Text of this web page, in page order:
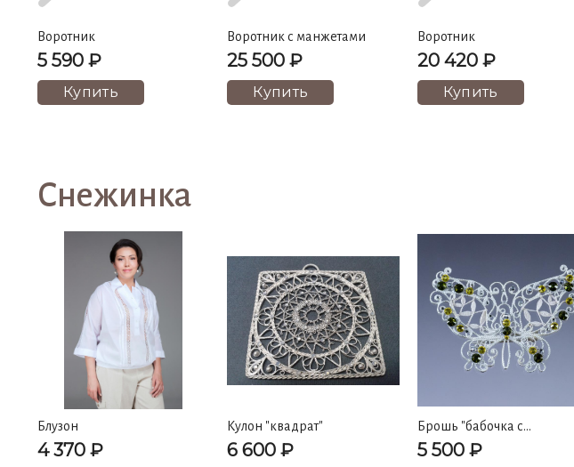
Воротник
5 590 ₽
Купить
Воротник с манжетами
25 500 ₽
Купить
Воротник
20 420 ₽
Купить
Снежинка
Блузон
4 370 ₽
Кулон "квадрат"
6 600 ₽
Брошь "бабочка с
лепестками"
5 500 ₽